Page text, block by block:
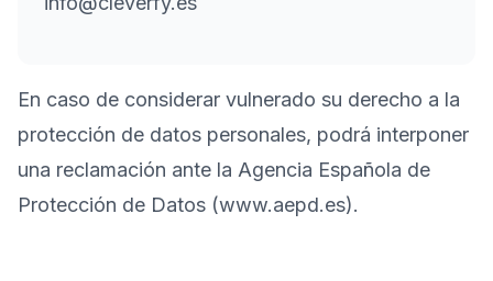
En caso de considerar vulnerado su derecho a la
protección de datos personales, podrá interponer
una reclamación ante la Agencia Española de
Protección de Datos (www.aepd.es).